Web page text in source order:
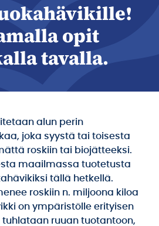
opit
tavalla.
alun perin
joka syystä tai toisesta
roskiin tai biojätteeksi.
maailmassa tuotetusta
tällä hetkellä.
roskiin n. miljoona kiloa
on ympäristölle erityisen
tuhlataan ruuan tuotantoon,